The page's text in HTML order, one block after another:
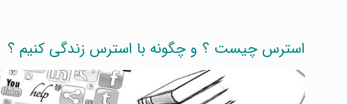
استرس چیست ؟ و چگونه با استرس زندگی کنیم ؟